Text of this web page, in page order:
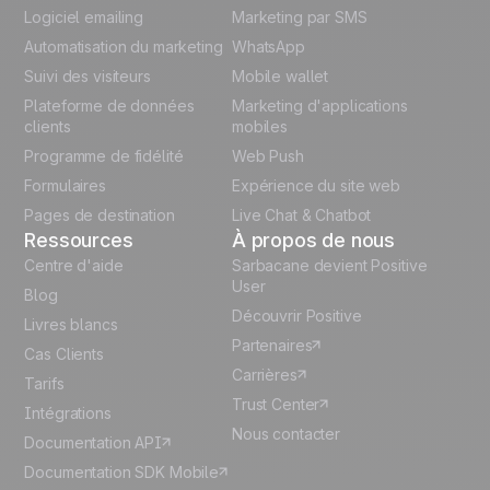
Unlock the full use-case
German
Italian
Logiciel emailing
Automatisation du marketing
Suivi des visiteurs
Plateforme de données
clients
Programme de fidélité
Formulaires
Pages de destination
Marketing par SMS
WhatsApp
Mobile wallet
Marketing d'applications
mobiles
Web Push
Expérience du site web
Live Chat & Chatbot
Ressources
Centre d'aide
Blog
Livres blancs
Cas Clients
Tarifs
Intégrations
Documentation API
Documentation SDK Mobile
À propos de nous
Sarbacane devient Positive
User
Découvrir Positive
Partenaires
Carrières
Trust Center
Nous contacter